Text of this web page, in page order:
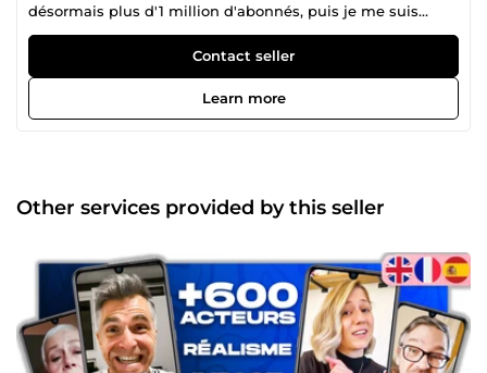
désormais plus d'1 million d'abonnés, puis je me suis
lancé dans l'e-commerce que j'ai pratiqué pendant 3 ans.
Désormais, je produis des vidéos UGC sketch et micro
trottoir pour tout type de client grâce à mon agence POV et
mes centaines d'acteurs professionnels ! N'hésitez pas à
me contacter pour discuter de vos projets. A bientôt !
Contact seller
Learn more
Other services provided by this seller